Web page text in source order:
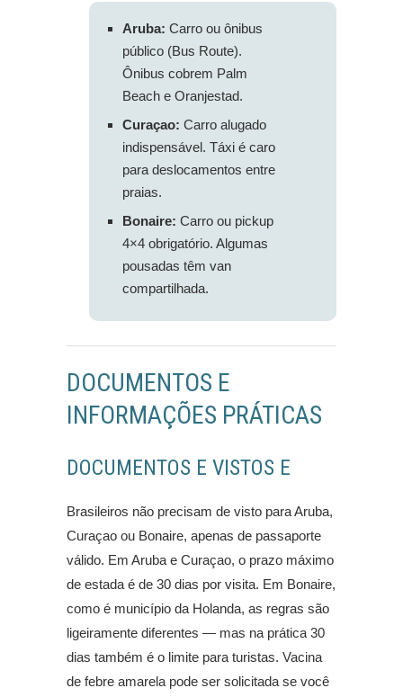
Aruba: Carro ou ônibus
público (Bus Route).
Ônibus cobrem Palm
Beach e Oranjestad.
Curaçao: Carro alugado
indispensável. Táxi é caro
para deslocamentos entre
praias.
Bonaire: Carro ou pickup
4×4 obrigatório. Algumas
pousadas têm van
compartilhada.
DOCUMENTOS E
INFORMAÇÕES PRÁTICAS
DOCUMENTOS E VISTOS E
Brasileiros não precisam de visto para Aruba,
Curaçao ou Bonaire, apenas de passaporte
válido. Em Aruba e Curaçao, o prazo máximo
de estada é de 30 dias por visita. Em Bonaire,
como é município da Holanda, as regras são
ligeiramente diferentes — mas na prática 30
dias também é o limite para turistas. Vacina
de febre amarela pode ser solicitada se você